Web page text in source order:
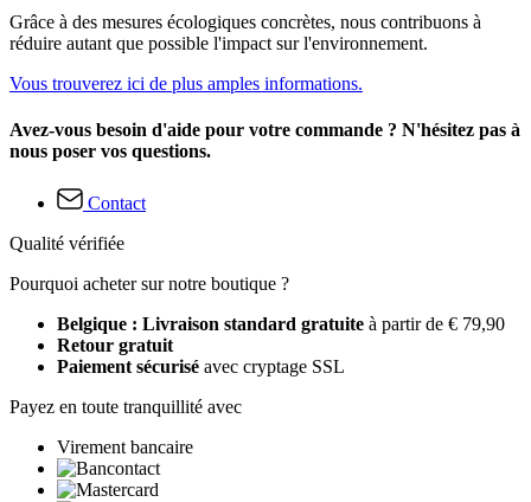
Grâce à des mesures écologiques concrètes, nous contribuons à
réduire autant que possible l'impact sur l'environnement.
Vous trouverez ici de plus amples informations.
Avez-vous besoin d'aide pour votre commande ? N'hésitez pas à
nous poser vos questions.
Contact
Qualité vérifiée
Pourquoi acheter sur notre boutique ?
Belgique : Livraison standard gratuite à partir de € 79,90
Retour gratuit
Paiement sécurisé avec cryptage SSL
Payez en toute tranquillité avec
Virement bancaire